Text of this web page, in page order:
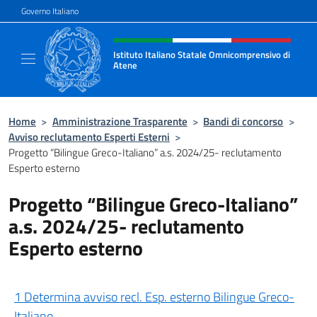
Salta al contenuto
Governo Italiano
Intestazione sito, social e menù
Istituto Italiano Statale Omnicomprensivo di
Atene
Home > Amministrazione Trasparente > Bandi di concorso >
Avviso reclutamento Esperti Esterni >
Progetto “Bilingue Greco-Italiano” a.s. 2024/25- reclutamento
Esperto esterno
Progetto “Bilingue Greco-Italiano”
a.s. 2024/25- reclutamento
Esperto esterno
1 Determina avviso recl. Esp. esterno Bilingue Greco-